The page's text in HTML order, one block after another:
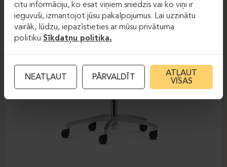
citu informāciju, ko esat viņiem sniedzis vai ko viņi ir
ieguvuši, izmantojot jūsu pakalpojumus. Lai uzzinātu
vairāk, lūdzu, iepazīstieties ar mūsu privātuma
politiku Sīkdatņu politika.
NEATĻAUT PĀRVALDĪT
ATĻAUT
VISAS